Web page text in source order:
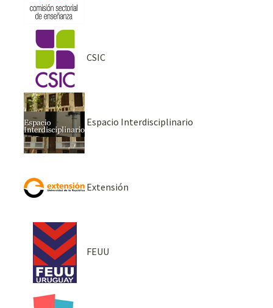
CSIC
Espacio Interdisciplinario
Extensión
FEUU